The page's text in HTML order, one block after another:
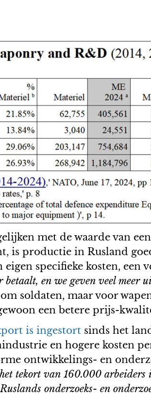
met de waarde van
is productie in Rusland
specifieke kosten, een
en we geven veel meer
soldaten, maar voor
een betere prijs-
is ingestort sinds het
en hogere kosten
ontwikkelings- en
tekort van 160.000
onderzoeks- en